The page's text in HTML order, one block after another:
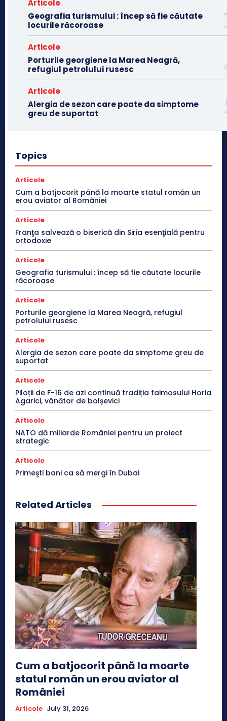
Articole
Geografia turismului : încep să fie căutate
locurile răcoroase
Articole
Porturile georgiene la Marea Neagră,
refugiul petrolului rusesc
Articole
Alergia de sezon care poate da simptome
greu de suportat
Topics
Articole
Cum a batjocorit până la moarte statul român un
erou aviator al României
Articole
Franţa salvează o biserică din Siria esenţială pentru
ortodoxie
Articole
Geografia turismului : încep să fie căutate locurile
răcoroase
Articole
Porturile georgiene la Marea Neagră, refugiul
petrolului rusesc
Articole
Alergia de sezon care poate da simptome greu de
suportat
Articole
Piloții de F-16 de azi continuă tradiția faimosului Horia
Agarici, vânător de bolșevici
Articole
NATO dă miliarde României pentru un proiect
strategic
Articole
Primeşti bani ca să mergi în Dubai
Related Articles
Cum a batjocorit până la moarte
statul român un erou aviator al
României
Articole July 31, 2026